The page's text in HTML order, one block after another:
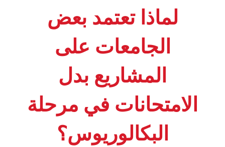
لماذا تعتمد بعض
الجامعات على
المشاريع بدل
الامتحانات في مرحلة
البكالوريوس؟